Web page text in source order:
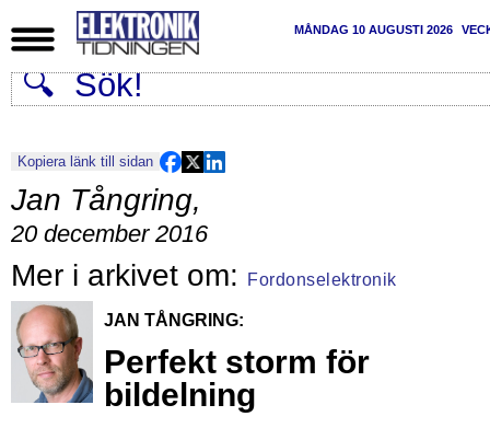
MÅNDAG 10 AUGUSTI 2026
Kopiera länk till sidan
Jan Tångring,
20 december 2016
Fordonselektronik
JAN TÅNGRING:
Perfekt storm för
bildelning